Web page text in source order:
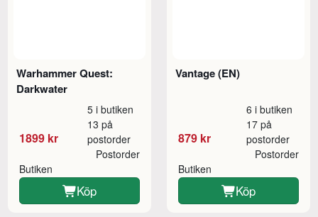
Warhammer Quest:
Darkwater
1899 kr
5 i butiken
13 på
postorder
Butiken
Postorder
Köp
Vantage (EN)
879 kr
6 i butiken
17 på
postorder
Butiken
Postorder
Köp